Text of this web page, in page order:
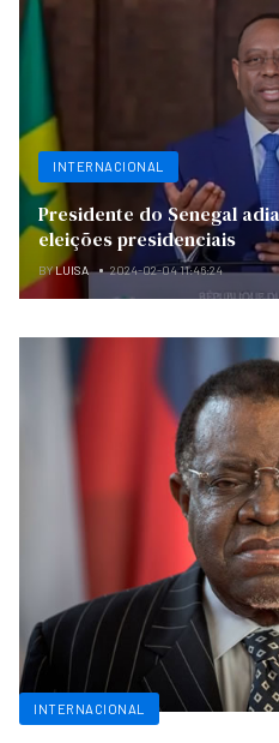
INTERNACIONAL
Presidente do Senegal
eleições presidenciais
BYLUISA 2024-02-04 11:46:24
INTERNACIONAL